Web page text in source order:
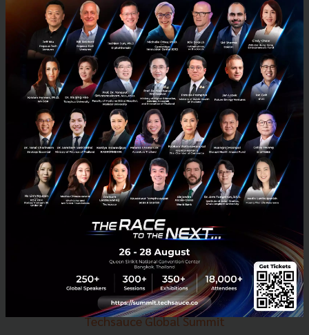
E-mail :contact@techsauce.co
Tel : 02-001-5375
Mobile : 06-4658-9500
Techsauce Media
About Techsauce
Techsauce Services
Privacy Policy
ส่งบทความ
Techsauce Global Summit